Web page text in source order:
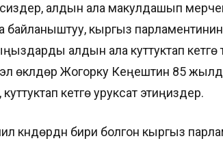
алдын ала макулдашып
кыргыз
алдын ала куттуктап кетүүгө
өкүлдөрү Жогорку Кеңештин 85
кетүүгө уруксат этиңиздер.
күндөрдүн бири болгон кыргыз